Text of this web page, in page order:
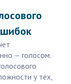
— голосом.
у тех,